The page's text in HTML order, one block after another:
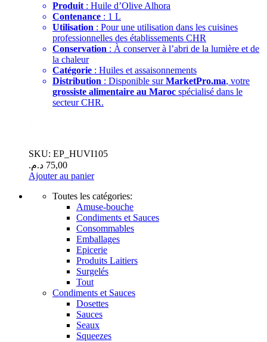
Produit : Huile d’Olive Alhora
Contenance : 1 L
Utilisation : Pour une utilisation dans les cuisines
professionnelles des établissements CHR
Conservation : À conserver à l’abri de la lumière et de
la chaleur
Catégorie : Huiles et assaisonnements
Distribution : Disponible surMarketPro.ma, votre
grossiste alimentaire au Maroc spécialisé dans le
secteur CHR.
SKU: EP_HUVI105
75,00 د.م.
Ajouter au panier
Toutes les catégories:
Amuse-bouche
Condiments et Sauces
Consommables
Emballages
Epicerie
Produits Laitiers
Surgelés
Tout
Condiments et Sauces
Dosettes
Sauces
Seaux
Squeezes